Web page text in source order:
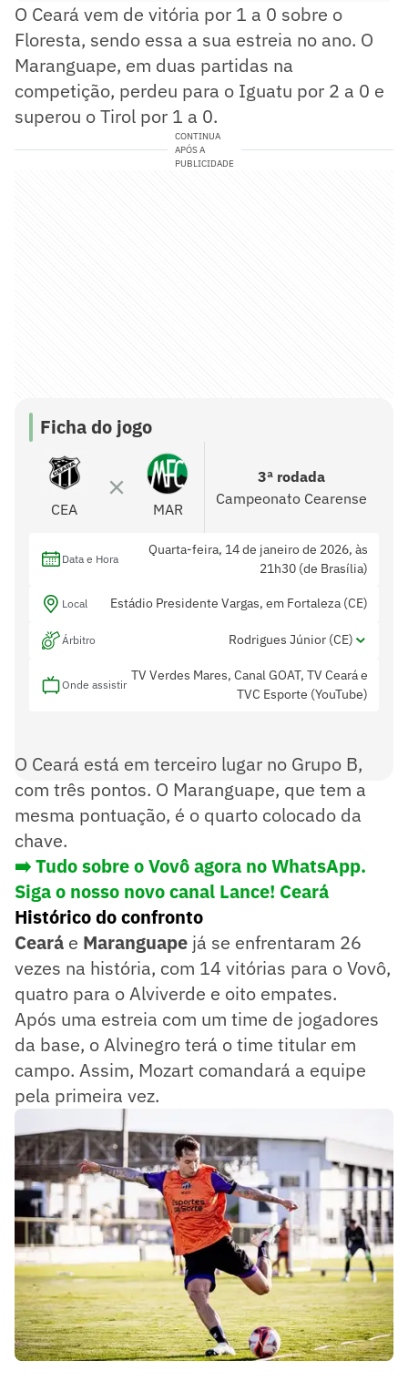
O Ceará vem de vitória por 1 a 0 sobre o
Floresta, sendo essa a sua estreia no ano. O
Maranguape, em duas partidas na
competição, perdeu para o Iguatu por 2 a 0 e
superou o Tirol por 1 a 0.
CONTINUA
APÓS A
PUBLICIDADE
Ficha do jogo
CEA MAR
3ª rodada
Campeonato Cearense
Data e Hora
Quarta-feira, 14 de janeiro de 2026, às
21h30 (de Brasília)
Local Estádio Presidente Vargas, em Fortaleza (CE)
Árbitro Rodrigues Júnior (CE)
Assistentes Renan Aguiar (CE) e Marcondes Simão (CE)
Onde assistir
TV Verdes Mares, Canal GOAT, TV Ceará e
TVC Esporte (YouTube)
O Ceará está em terceiro lugar no Grupo B,
com três pontos. O Maranguape, que tem a
mesma pontuação, é o quarto colocado da
chave.
➡️ Tudo sobre o Vovô agora no WhatsApp.
Siga o nosso novo canal Lance! Ceará
Histórico do confronto
Ceará e Maranguape já se enfrentaram 26
vezes na história, com 14 vitórias para o Vovô,
quatro para o Alviverde e oito empates.
Após uma estreia com um time de jogadores
da base, o Alvinegro terá o time titular em
campo. Assim, Mozart comandará a equipe
pela primeira vez.